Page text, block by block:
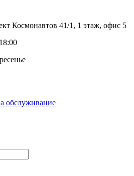
Космонавтов 41/1, 1 этаж, офис 5
обслуживание